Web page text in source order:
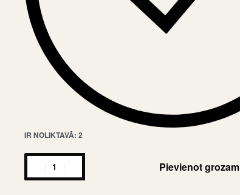
IR NOLIKTAVĀ: 2
Pievienot grozam